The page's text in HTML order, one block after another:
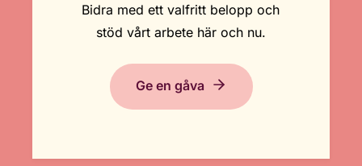
Bidra med ett valfritt belopp och
stöd vårt arbete här och nu.
Ge en gåva